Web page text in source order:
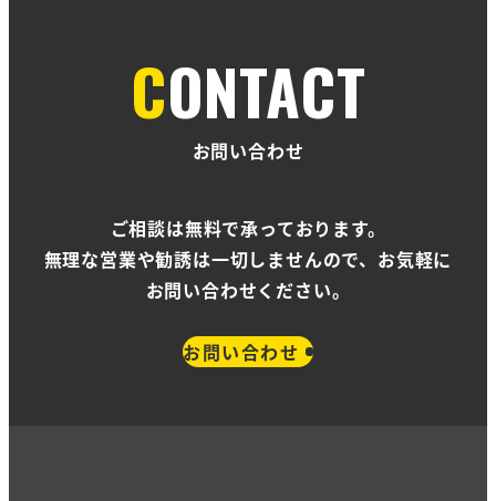
CONTACT
お問い合わせ
ご相談は無料で承っております。
無理な営業や勧誘は一切しませんので、お気軽に
お問い合わせください。
お問い合わせ